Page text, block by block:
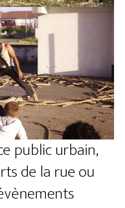
public urbain,
de la rue ou